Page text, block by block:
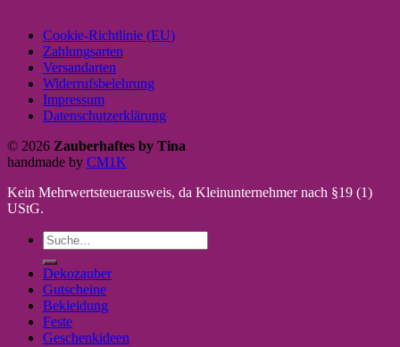
Cookie-Richtlinie (EU)
Zahlungsarten
Versandarten
Widerrufsbelehrung
Impressum
Datenschutzerklärung
© 2026 Zauberhaftes by Tina
handmade by CM1K
Kein Mehrwertsteuerausweis, da Kleinunternehmer nach §19 (1)
UStG.
Suche
nach:
Dekozauber
Gutscheine
Bekleidung
Feste
Geschenkideen